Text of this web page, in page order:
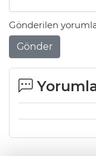
Gönderilen
Gönder